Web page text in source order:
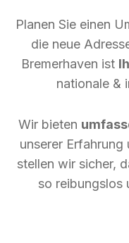
Planen Sie einen
die neue
Bremerhaven ist
nationale &
Wir bieten
unserer Erfahrung
stellen wir sicher,
so reibungslos